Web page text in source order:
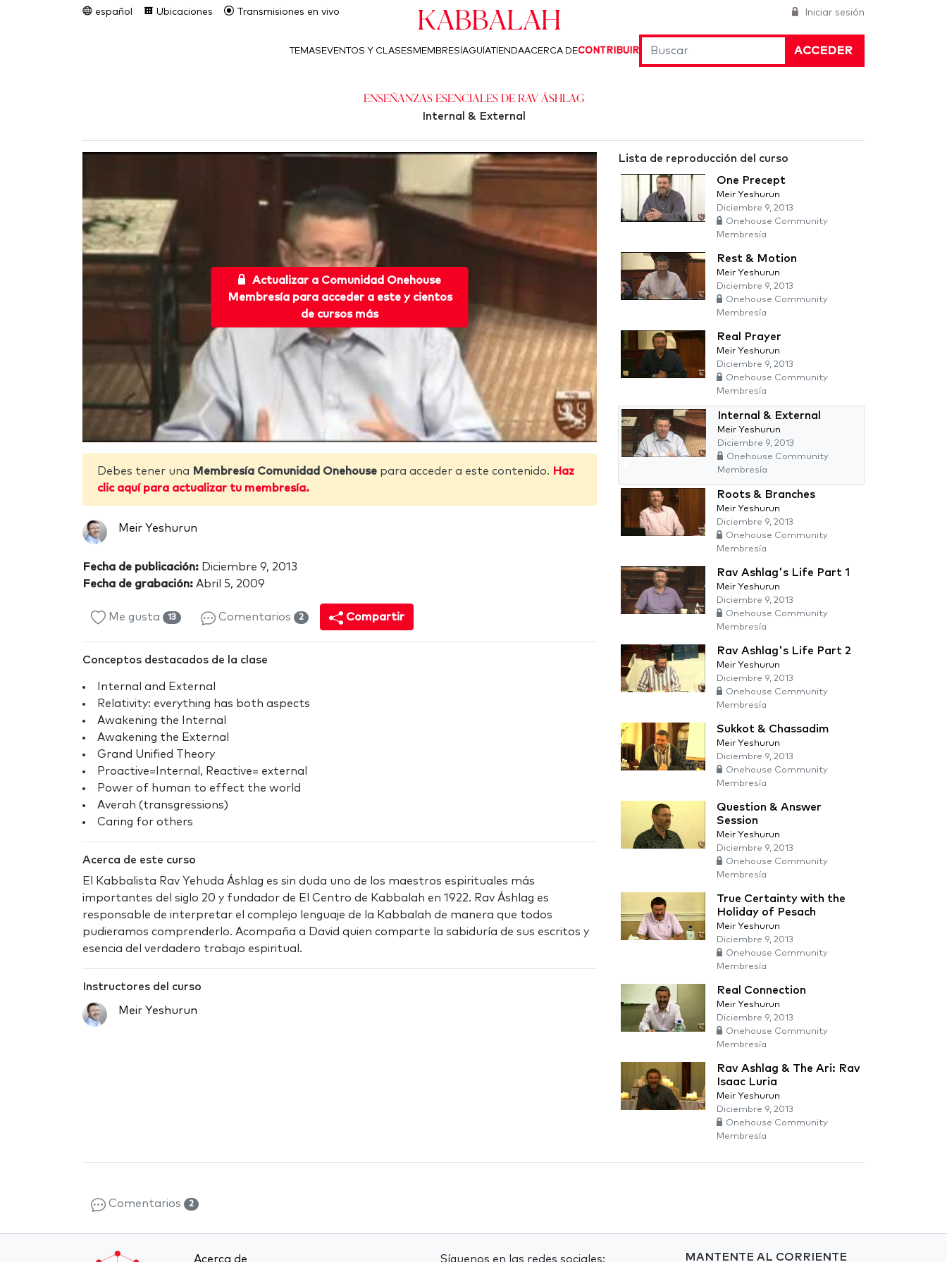
Iniciar sesión
español Ubicaciones Transmisiones en vivo Kabbalah
ACCEDER
TEMAS EVENTOS Y CLASES MEMBRESÍAGUÍATIENDAACERCA DECONTRIBUIR
Enseñanzas esenciales de Rav Áshlag
Internal & External
Actualizar a Comunidad Onehouse
Membresía para acceder a este y cientos
de cursos más
Debes tener una Membresía Comunidad Onehouse para acceder a este contenido. Haz
clic aquí para actualizar tu membresía.
Meir Yeshurun
Fecha de publicación: Diciembre 9, 2013
Fecha de grabación: Abril 5, 2009
Me gusta 13 Comentarios 2 Compartir
Conceptos destacados de la clase
Internal and External
Relativity: everything has both aspects
Awakening the Internal
Awakening the External
Grand Unified Theory
Proactive=Internal, Reactive= external
Power of human to effect the world
Averah (transgressions)
Caring for others
Acerca de este curso
El Kabbalista Rav Yehuda Áshlag es sin duda uno de los maestros espirituales más
importantes del siglo 20 y fundador de El Centro de Kabbalah en 1922. Rav Áshlag es
responsable de interpretar el complejo lenguaje de la Kabbalah de manera que todos
pudieramos comprenderlo. Acompaña a David quien comparte la sabiduría de sus escritos y
esencia del verdadero trabajo espiritual.
Instructores del curso
Meir Yeshurun
Lista de reproducción del curso
One Precept
Meir Yeshurun
Diciembre 9, 2013
Onehouse Community
Membresía
Rest & Motion
Meir Yeshurun
Diciembre 9, 2013
Onehouse Community
Membresía
Real Prayer
Meir Yeshurun
Diciembre 9, 2013
Onehouse Community
Membresía
Internal & External
Meir Yeshurun
Diciembre 9, 2013
Onehouse Community
Membresía
Roots & Branches
Meir Yeshurun
Diciembre 9, 2013
Onehouse Community
Membresía
Rav Ashlag's Life Part 1
Meir Yeshurun
Diciembre 9, 2013
Onehouse Community
Membresía
Rav Ashlag's Life Part 2
Meir Yeshurun
Diciembre 9, 2013
Onehouse Community
Membresía
Sukkot & Chassadim
Meir Yeshurun
Diciembre 9, 2013
Onehouse Community
Membresía
Question & Answer
Session
Meir Yeshurun
Diciembre 9, 2013
Onehouse Community
Membresía
True Certainty with the
Holiday of Pesach
Meir Yeshurun
Diciembre 9, 2013
Onehouse Community
Membresía
Real Connection
Meir Yeshurun
Diciembre 9, 2013
Onehouse Community
Membresía
Rav Ashlag & The Ari: Rav
Isaac Luria
Meir Yeshurun
Diciembre 9, 2013
Onehouse Community
Membresía
Comentarios 2
Acerca de Síguenos en las redes sociales: MANTENTE AL CORRIENTE